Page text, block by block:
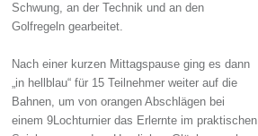
Schwung, an der Technik und an den
Golfregeln gearbeitet.
Nach einer kurzen Mittagspause ging es dann
„in hellblau“ für 15 Teilnehmer weiter auf die
Bahnen, um von orangen Abschlägen bei
einem 9Lochturnier das Erlernte im praktischen